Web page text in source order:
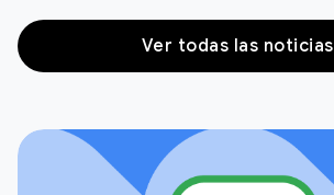
Ver todas las noticias